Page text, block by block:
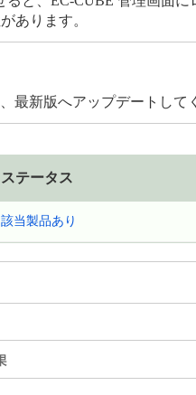
あります。
最新版へアップデートして
ステータス
該当製品あり